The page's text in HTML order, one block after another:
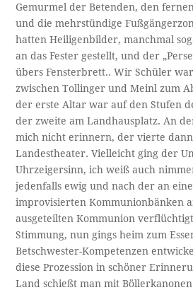
Gemurmel der Betenden, den
und die mehrstündige
hatten Heiligenbilder, manchmal
an das Fester gestellt, und der
übers Fensterbrett.. Wir Schüler
zwischen Tollinger und Meinl zum
der erste Altar war auf den Stufen
der zweite am Landhausplatz. An
mich nicht erinnern, der vierte
Landestheater. Vielleicht ging der
Uhrzeigersinn, ich weiß auch
jedenfalls ewig und nach der an
improvisierten Kommunionbänken
ausgeteilten Kommunion
Stimmung, nun gings heim zum
Betschwester-Kompetenzen
diese Prozession in schöner
Land schießt man mit